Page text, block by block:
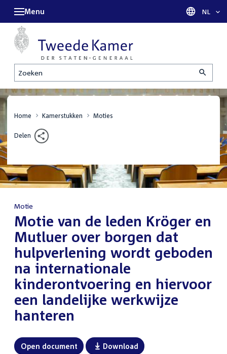
Zoeken
Menu Taal
NL
Home Kamerstukken Moties
Delen
Motie
:Motie van de leden Kröger en
Mutluer over borgen dat
hulpverlening wordt geboden
na internationale
kinderontvoering en hiervoor
een landelijke werkwijze
hanteren
Open document Download